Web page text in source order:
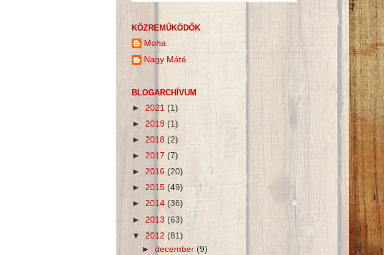
KÖZREMŰKÖDŐK
Moha
Nagy Máté
BLOGARCHÍVUM
► 2021 (1)
► 2019 (1)
► 2018 (2)
► 2017 (7)
► 2016 (20)
► 2015 (49)
► 2014 (36)
► 2013 (63)
▼ 2012 (81)
►december (9)